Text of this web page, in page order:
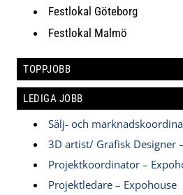
Festlokal Göteborg
Festlokal Malmö
TOPPJOBB
LEDIGA JOBB
Sälj- och
3D artist/ Grafisk Designer
Projektkoordinator –
Projektledare – Expohouse